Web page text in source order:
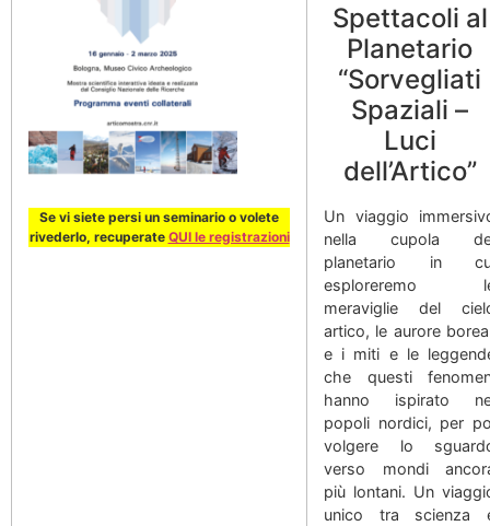
Se vi siete persi un seminario o volete
rivederlo, recuperate QUI le registrazioni
Spettacoli al
Planetario
“Sorvegliati
Spaziali –
Luci
dell’Artico”
Un viaggio
nella cupola
planetario in
esploreremo
meraviglie del
artico, le aurore
e i miti e le
che questi
hanno ispirato
popoli nordici, per
volgere lo
verso mondi
più lontani. Un
unico tra scienza